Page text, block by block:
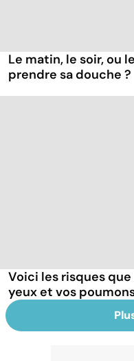
Le matin, le soir, ou
prendre sa douche ?
Voici les risques
yeux et vos